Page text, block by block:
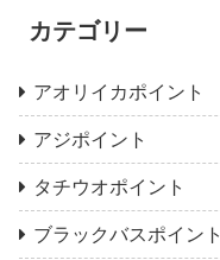
カテゴリー
アオリイカポイント
アジポイント
タチウオポイント
ブラックバスポイント